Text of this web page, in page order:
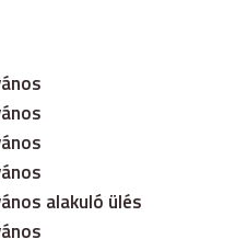
alakuló ülés